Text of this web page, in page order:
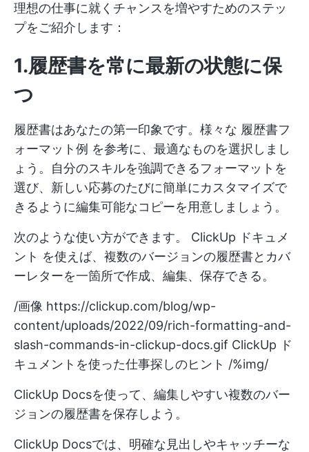
理想の仕事に就くチャンスを増やすためのステッ
プをご紹介します：
1.履歴書を常に最新の状態に保
つ
履歴書はあなたの第一印象です。様々な 履歴書フ
ォーマット例 を参考に、最適なものを選択しまし
ょう。自分のスキルを強調できるフォーマットを
選び、新しい応募のたびに簡単にカスタマイズで
きるように編集可能なコピーを用意しましょう。
次のような使い方ができます。 ClickUp ドキュメ
ント を使えば、複数のバージョンの履歴書とカバ
ーレターを一箇所で作成、編集、保存できる。
/画像 https://clickup.com/blog/wp-
content/uploads/2022/09/rich-formatting-and-
slash-commands-in-clickup-docs.gif ClickUp ド
キュメントを使った仕事探しのヒント /%img/
ClickUp Docsを使って、編集しやすい複数のバー
ジョンの履歴書を保存しよう。
ClickUp Docsでは、明確な見出しやキャッチーな